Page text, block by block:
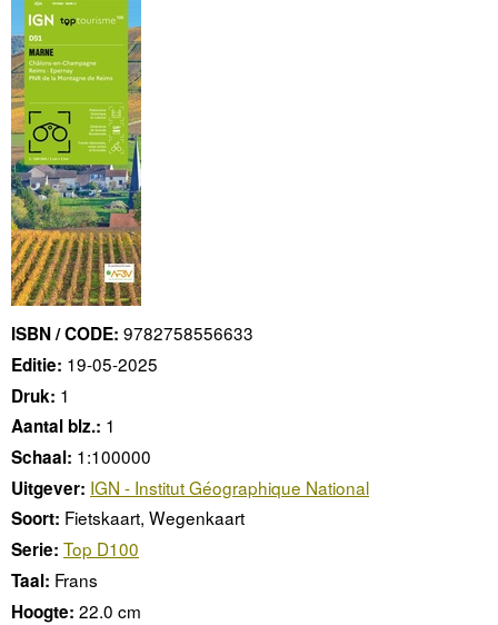
ISBN / CODE: 9782758556633
Editie: 19-05-2025
Druk: 1
Aantal blz.: 1
Schaal: 1:100000
Uitgever: IGN - Institut Géographique National
Soort: Fietskaart, Wegenkaart
Serie: Top D100
Taal: Frans
Hoogte: 22.0 cm